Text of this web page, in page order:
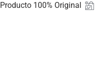
Producto 100% Original